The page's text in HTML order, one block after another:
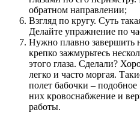
обратном направлении;
Взгляд по кругу. Суть
Делайте упражнение по
Нужно плавно завершить
крепко зажмурьтесь
этого глаза. Сделали?
легко и часто моргая.
полет бабочки – подобное
них кровоснабжение и
работы.